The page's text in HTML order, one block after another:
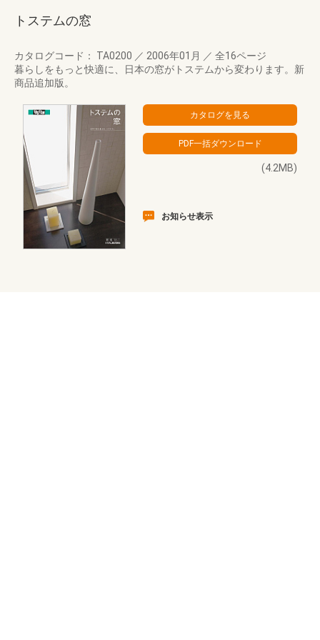
トステムの窓
カタログコード： TA0200 ／ 2006年01月 ／ 全16ページ
暮らしをもっと快適に、日本の窓がトステムから変わります。新
商品追加版。
(4.2MB)
お知らせ表示